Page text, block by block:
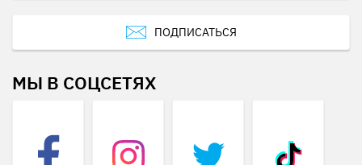
ПОДПИСАТЬСЯ
МЫ В СОЦСЕТЯХ